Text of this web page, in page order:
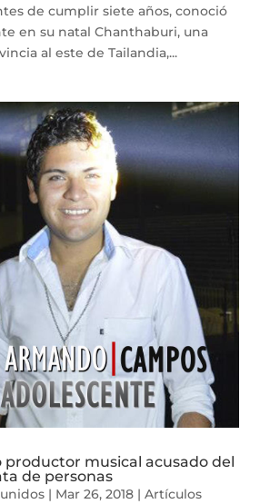
de cumplir siete años, conoció
en su natal Chanthaburi, una
al este de Tailandia,...
productor musical acusado del
de personas
| Mar 26, 2018| Artículos